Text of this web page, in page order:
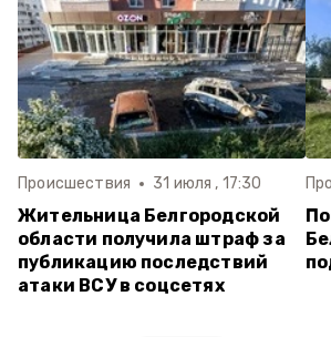
Происшествия 31 июля , 17:30
Жительница Белгородской
области получила штраф за
публикацию последствий
атаки ВСУ в соцсетях